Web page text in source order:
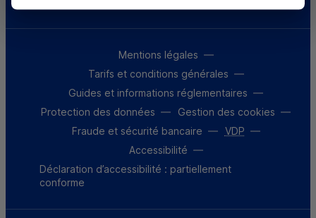
Mentions légales
Tarifs et conditions générales
Guides et informations réglementaires
Protection des données
Gestion des cookies
Fraude et sécurité bancaire
VDP
Accessibilité
Déclaration d’accessibilité : partiellement
conforme